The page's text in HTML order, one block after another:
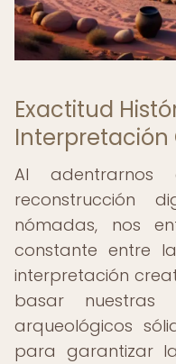
Exactitud
Interpretación
Al
reconstrucción
nómadas, nos
constante entre
interpretación
basar nuestras
arqueológicos
para garantizar